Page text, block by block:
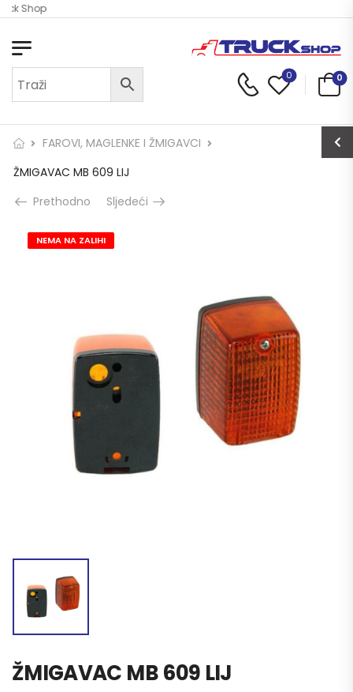
Shop
0 0
FAROVI, MAGLENKE I ŽMIGAVCI
ŽMIGAVAC MB 609 LIJ
Prethodno
Sljedeći
NEMA NA ZALIHI
ŽMIGAVAC MB 609 LIJ